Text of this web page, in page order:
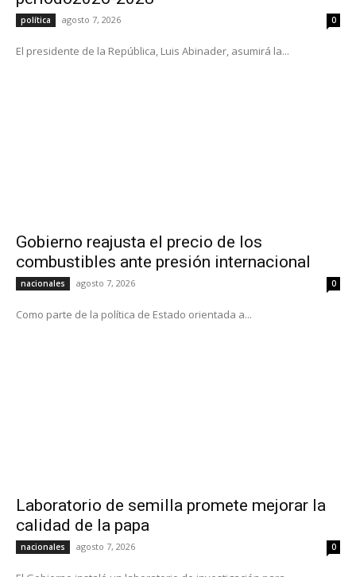
política agosto 7, 2026 0
El presidente de la República, Luis Abinader, asumirá la...
Gobierno reajusta el precio de los
combustibles ante presión internacional
nacionales agosto 7, 2026 0
Como parte de la política de Estado orientada a...
Laboratorio de semilla promete mejorar la
calidad de la papa
nacionales agosto 7, 2026 0